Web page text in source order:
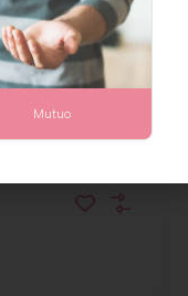
Costruito nel 1960
Mutuo